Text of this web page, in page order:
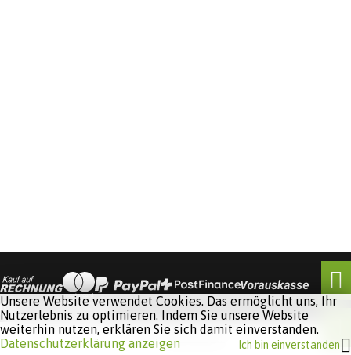
Software:
Unsere Website verwendet Cookies. Das ermöglicht uns, Ihr
Nutzerlebnis zu optimieren. Indem Sie unsere Website
weiterhin nutzen, erklären Sie sich damit einverstanden.
Datenschutzerklärung anzeigen
Ich bin einverstanden